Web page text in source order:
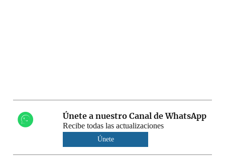
Únete a nuestro Canal de WhatsApp
Recibe todas las actualizaciones
Únete